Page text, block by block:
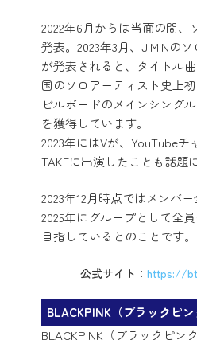
2022年6月からは当面の間、
発表。2023年3月、JIMINのソ
が発表されると、タイトル
国のソロアーティスト史上
ビルボードのメインシング
を獲得しています。
2023年にはVが、YouTubeチ
TAKEに出演したことも話題
2023年12月時点ではメンバー
2025年にグループとして全
目指しているとのことです。
公式サイト：https://
BLACKPINK（ブラックピン
BLACKPINK（ブラックピン